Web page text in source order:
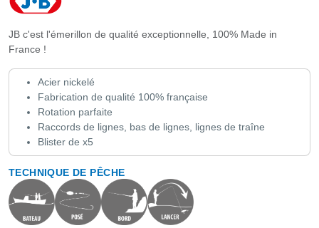
JB c'est l'émerillon de qualité exceptionnelle, 100% Made in
France !
Acier nickelé
Fabrication de qualité 100% française
Rotation parfaite
Raccords de lignes, bas de lignes, lignes de traîne
Blister de x5
TECHNIQUE DE PÊCHE